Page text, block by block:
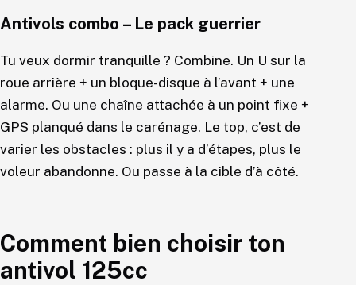
Antivols combo – Le pack guerrier
Tu veux dormir tranquille ? Combine. Un U sur la
roue arrière + un bloque-disque à l’avant + une
alarme. Ou une chaîne attachée à un point fixe +
GPS planqué dans le carénage. Le top, c’est de
varier les obstacles : plus il y a d’étapes, plus le
voleur abandonne. Ou passe à la cible d’à côté.
Comment bien choisir ton
antivol 125cc